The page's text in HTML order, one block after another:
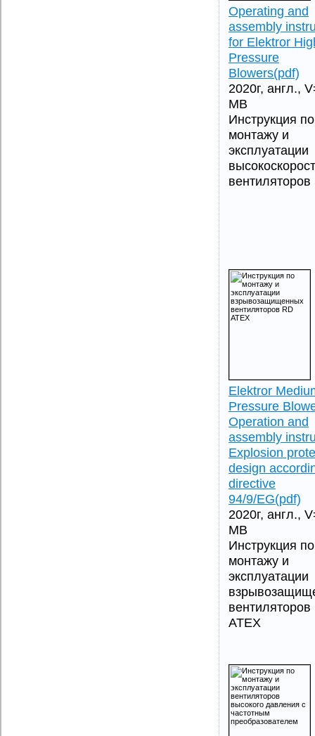
Operating and
assembly
for Elektror
Pressure
Blowers(pdf)
2020г, англ.,
MB
Инструкция по
монтажу и
эксплуатации
вентиляторов
Elektror
Pressure
Operation and
assembly
Explosion
design
directive
94/9/EG(pdf)
2020г, англ.,
MB
Инструкция по
монтажу и
эксплуатации
вентиляторов
ATEX